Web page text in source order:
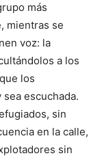
más
mientras se
voz: la
a los
los
escuchada.
sin
en la calle,
sin